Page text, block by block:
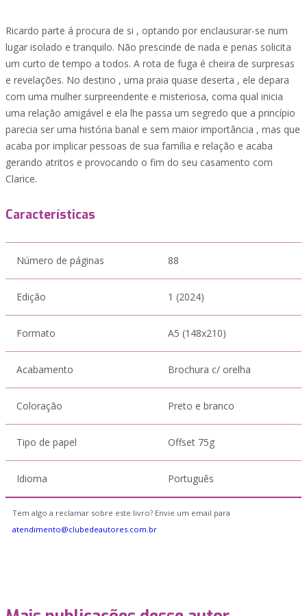
Ricardo parte á procura de si , optando por enclausurar-se num
lugar isolado e tranquilo. Não prescinde de nada e penas solicita
um curto de tempo a todos. A rota de fuga é cheira de surpresas
e revelações. No destino , uma praia quase deserta , ele depara
com uma mulher surpreendente e misteriosa, coma qual inicia
uma relação amigável e ela lhe passa um segredo que a princípio
parecia ser uma história banal e sem maior importância , mas que
acaba por implicar pessoas de sua família e relação e acaba
gerando atritos e provocando o fim do seu casamento com
Clarice.
Características
Número de páginas 88
Edição 1 (2024)
Formato A5 (148x210)
Acabamento Brochura c/ orelha
Coloração Preto e branco
Tipo de papel Offset 75g
Idioma Português
Tem algo a reclamar sobre este livro? Envie um email para
atendimento@clubedeautores.com.br